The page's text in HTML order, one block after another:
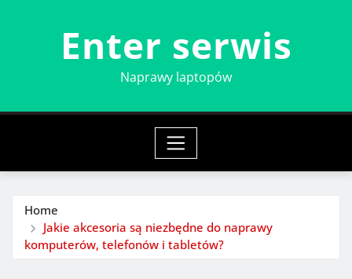
Enter serwis
Naprawy laptopów
Home
Jakie akcesoria są niezbędne do naprawy
komputerów, telefonów i tabletów?